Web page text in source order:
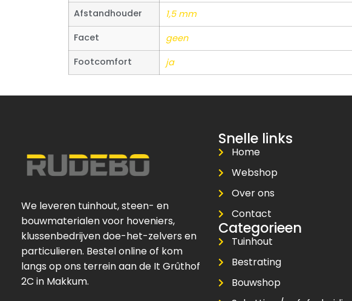
Afstandhouder
1,5 mm
Facet
geen
Footcomfort
ja
We leveren tuinhout, steen- en
bouwmaterialen voor hoveniers,
klussenbedrijven doe-het-zelvers en
particulieren. Bestel online of kom
langs op ons terrein aan de It Grûthof
2C in Makkum.
Snelle links
Home
Webshop
Over ons
Contact
Categorieen
Tuinhout
Bestrating
Bouwshop